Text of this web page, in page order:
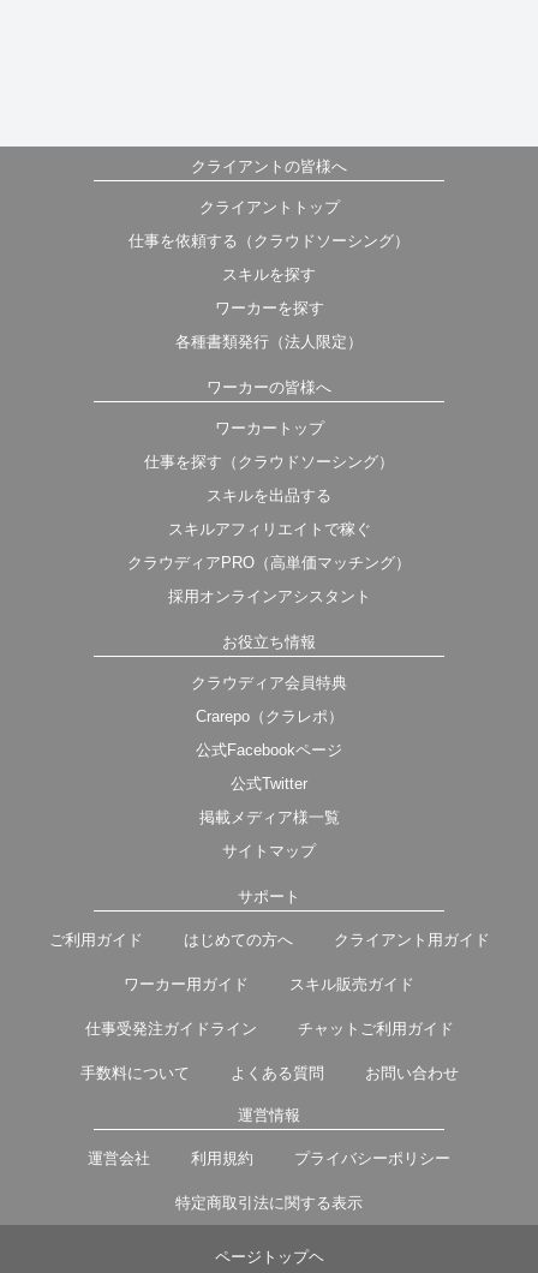
クライアントの皆様へ
クライアントトップ
仕事を依頼する（クラウドソーシング）
スキルを探す
ワーカーを探す
各種書類発行（法人限定）
ワーカーの皆様へ
ワーカートップ
仕事を探す（クラウドソーシング）
スキルを出品する
スキルアフィリエイトで稼ぐ
クラウディアPRO（高単価マッチング）
採用オンラインアシスタント
お役立ち情報
クラウディア会員特典
Crarepo（クラレポ）
公式Facebookページ
公式Twitter
掲載メディア様一覧
サイトマップ
サポート
ご利用ガイド はじめての方へ クライアント用ガイド
ワーカー用ガイド スキル販売ガイド
仕事受発注ガイドライン チャットご利用ガイド
手数料について よくある質問 お問い合わせ
運営情報
運営会社 利用規約 プライバシーポリシー
特定商取引法に関する表示
ページトップヘ